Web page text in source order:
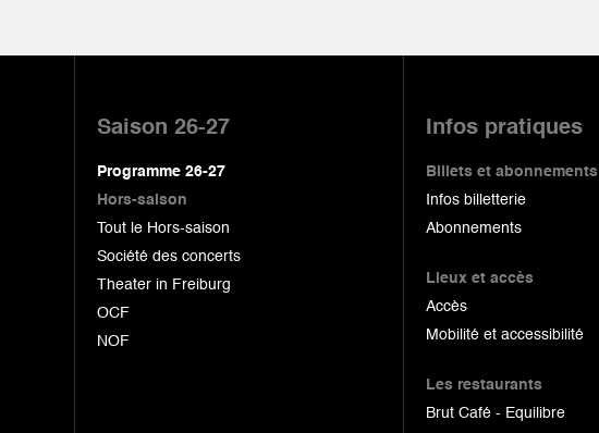
Saison 26-27
Programme 26-27
Hors-saison
Tout le Hors-saison
Société des concerts
Theater in Freiburg
OCF
NOF
Infos pratiques
Billets et abonnements
Infos billetterie
Abonnements
Lieux et accès
Accès
Mobilité et accessibilité
Les restaurants
Brut Café - Equilibre